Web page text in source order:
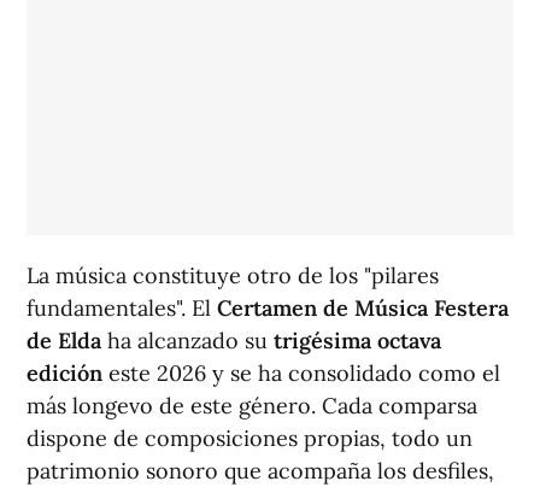
La música constituye otro de los "pilares
fundamentales". El Certamen de Música Festera
de Elda ha alcanzado su trigésima octava
edición este 2026 y se ha consolidado como el
más longevo de este género. Cada comparsa
dispone de composiciones propias, todo un
patrimonio sonoro que acompaña los desfiles,